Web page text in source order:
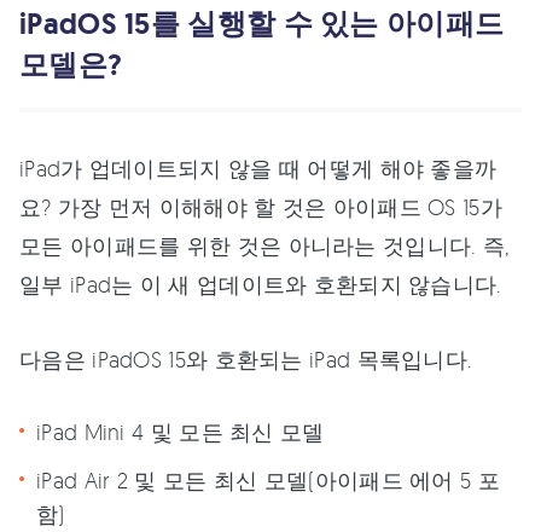
iPadOS 15를 실행할 수 있는 아이패드
모델은?
iPad가 업데이트되지 않을 때 어떻게 해야 좋을까
요? 가장 먼저 이해해야 할 것은 아이패드 OS 15가
모든 아이패드를 위한 것은 아니라는 것입니다. 즉,
일부 iPad는 이 새 업데이트와 호환되지 않습니다.
다음은 iPadOS 15와 호환되는 iPad 목록입니다.
iPad Mini 4 및 모든 최신 모델
iPad Air 2 및 모든 최신 모델(아이패드 에어 5 포
함)